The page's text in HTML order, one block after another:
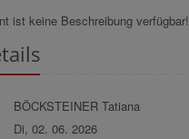
ist keine Beschreibung verfügbar!
BÖCKSTEINER Tatiana
Di, 02. 06. 2026